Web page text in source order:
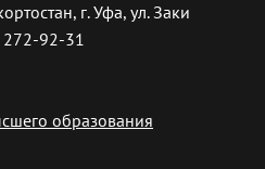
г. Уфа, ул. Заки
272-92-31
образования